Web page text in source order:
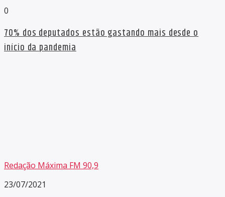
0
70% dos deputados estão gastando mais desde o
início da pandemia
Redação Máxima FM 90,9
23/07/2021